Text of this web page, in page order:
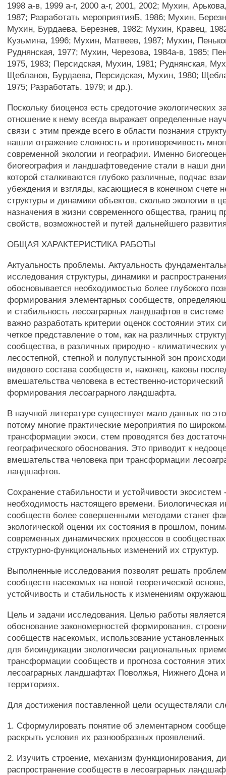
1998 а-в, 1999 а-г, 2000 а-г, 2001, 2002; Мухин,
1987; Разработать мероприятияБ, 1986; Мухин,
Мухин, Бурдаева, Березнев, 1982; Мухин, Кравец,
Кузьмина, 1996; Мухин, Матвеев, 1987; Мухин,
Руднянская, 1977; Мухин, Черезова, 1984а-в, 1985;
1975, 1983; Персидская, Мухин, 1981; Руднянская,
Щебланов, Бурдаева, Персидская, Мухин, 1980;
1975; Разработать. 1979; и др.).
Поскольку биоценоз есть средоточие экологических
отношение к нему всегда выражает определенные
связи с этим прежде всего в области познания
нашли отражение сложность и противоречивость
современной экологии и географии. Именно
биогеография и ландшафтоведение стали в наши
которой сталкиваются глубоко различные, подчас
убеждения и взгляды, касающиеся в конечном счете
структуры и динамики объектов, сколько экологии в
назначения в жизни современного общества, границ
свойств, возможностей и путей дальнейшего
ОБЩАЯ ХАРАКТЕРИСТИКА РАБОТЫ
Актуальность проблемы. Актуальность
исследования структуры, динамики и
обосновывается необходимостью более глубокого
формирования элементарных сообществ,
и стабильность лесоаграрных ландшафтов в
важно разработать критерии оценок состоянии этих
четкое представление о том, как на различных
сообщества, в различных природно - климатических
лесостепной, степной и полупустынной зон
видового состава сообществ и, наконец, каковы
вмешательства человека в естественно-
формирования лесоаграрного ландшафта.
В научной литературе существует мало данных по
потому многие практические мероприятия по
трансформации экоси, стем проводятся без
географического обоснования. Это приводит к
вмешательства человека при трансформации
ландшафтов.
Сохранение стабильности и устойчивости экосистем
необходимость настоящего времени. Биологическая
сообществ более совершенными методами станет
экологической оценки их состояния в прошлом,
современных динамических процессов в
структурно-функциональных изменений их структур.
Выполненные исследования позволят решать
сообществ насекомых на новой теоретической
устойчивость и стабильность к изменениям
Цель и задачи исследования. Целью работы
обоснование закономерностей формирования,
сообществ насекомых, использование установленных
для биоиндикации экологически рациональных
трансформации сообществ и прогноза состояния этих
лесоаграрных ландшафтах Поволжья, Нижнего Дона
территориях.
Для достижения поставленной цели осуществляли
1. Сформулировать понятие об элементарном
раскрыть условия их разнообразных проявлений.
2. Изучить строение, механизм функционирования,
распространение сообществ в лесоаграрных